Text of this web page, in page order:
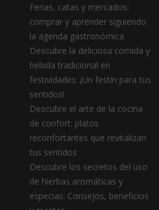
Ferias, catas y mercados:
comprar y aprender siguiendo
la agenda gastronómica
Descubre la deliciosa comida y
bebida tradicional en
festividades: ¡Un festín para tus
sentidos!
Descubre el arte de la cocina
de confort: platos
reconfortantes que revitalizan
tus sentidos
Descubre los secretos del uso
de hierbas aromáticas y
especias: Consejos, beneficios